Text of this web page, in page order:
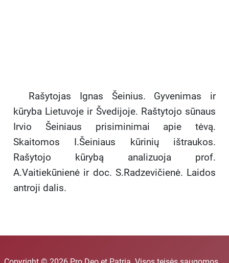
Rašytojas Ignas Šeinius. Gyvenimas ir
kūryba Lietuvoje ir Švedijoje. Raštytojo sūnaus
Irvio Šeiniaus prisiminimai apie tėvą.
Skaitomos I.Šeiniaus kūrinių ištraukos.
Rašytojo kūrybą analizuoja prof.
A.Vaitiekūnienė ir doc. S.Radzevičienė. Laidos
antroji dalis.